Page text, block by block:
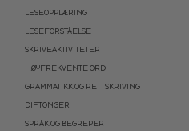
LESEOPPLÆRING
LESEFORSTÅELSE
SKRIVEAKTIVITETER
HØYFREKVENTE ORD
GRAMMATIKK OG RETTSKRIVING
DIFTONGER
SPRÅK OG BEGREPER